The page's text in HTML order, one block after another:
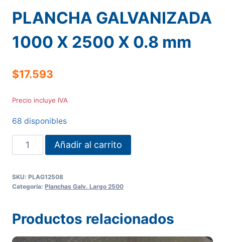
PLANCHA GALVANIZADA
1000 X 2500 X 0.8 mm
$17.593
Precio incluye IVA
68 disponibles
PLANCHA
GALVANIZADA
X
0.8
mm
Añadir al carrito
SKU: PLAG12508
Categoría: Planchas Galv. Largo 2500
Productos relacionados